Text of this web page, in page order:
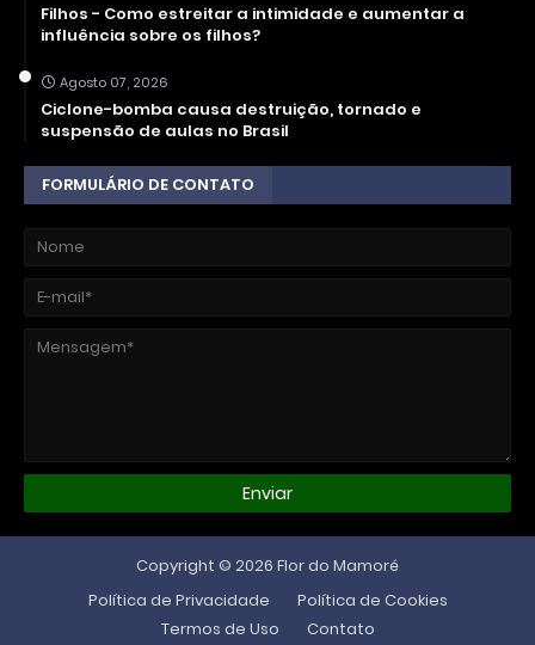
Filhos - Como estreitar a intimidade e aumentar a
influência sobre os filhos?
Agosto 07, 2026
Ciclone-bomba causa destruição, tornado e
suspensão de aulas no Brasil
FORMULÁRIO DE CONTATO
Copyright © 2026 Flor do Mamoré
Política de Privacidade
Política de Cookies
Termos de Uso
Contato